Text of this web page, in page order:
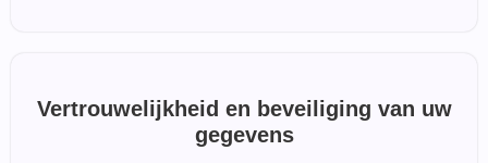
Vertrouwelijkheid en beveiliging van uw
gegevens